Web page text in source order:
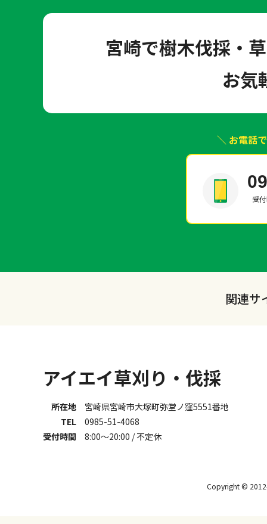
宮崎で樹木伐採・
お気
＼ お電話
受
関連サ
アイエイ草刈り・伐採
所在地
宮崎県宮崎市大塚町弥堂ノ窪5551番地
TEL
0985-51-4068
受付時間
8:00～20:00 / 不定休
Copyright © 2012-